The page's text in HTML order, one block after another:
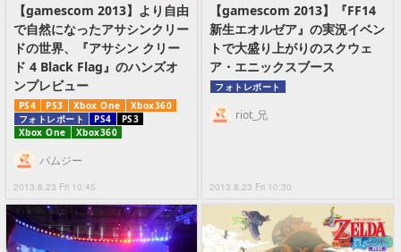
【gamescom 2013】より自由
で自然になったアサシンクリー
ドの世界、『アサシン クリー
ド 4 Black Flag』のハンズオ
ンプレビュー
PS4 PS3 Xbox One
Xbox360
フォトレポート
PS4
PS3
Xbox One
Xbox360
2013.8.23 Fri 10:45
パムジー
【gamescom 2013】『FF14
新生エオルゼア』の実況イベン
トで大盛り上がりのスクウェ
ア・エニックスブース
フォトレポート
2013.8.23 Fri 10:30
riot_兄